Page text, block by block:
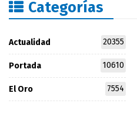
Categorías
Actualidad 20355
Portada 10610
El Oro 7554